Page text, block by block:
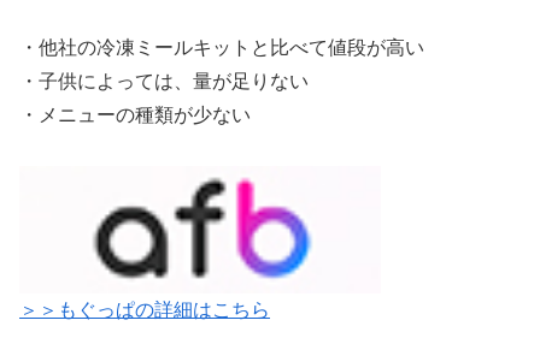
・他社の冷凍ミールキットと比べて値段が高い
・子供によっては、量が足りない
・メニューの種類が少ない
＞＞もぐっぱの詳細はこちら